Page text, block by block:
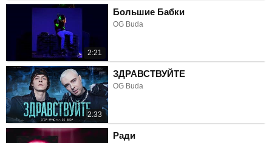
2:21
Большие Бабки
OG Buda
2:33
ЗДРАВСТВУЙТЕ
OG Buda
Ради